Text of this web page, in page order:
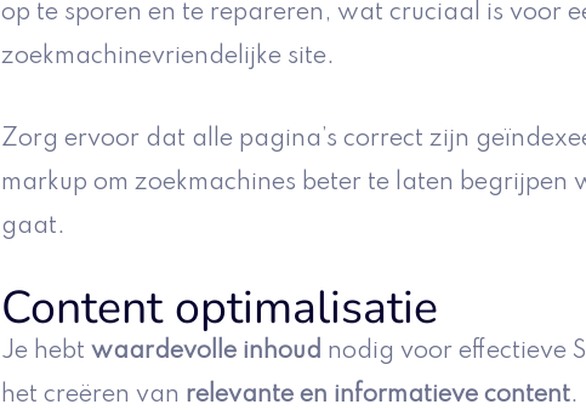
op te sporen en te repareren, wat cruciaal is voor
zoekmachinevriendelijke site.
Zorg ervoor dat alle pagina’s correct zijn
markup om zoekmachines beter te laten begrijpen
gaat.
Content optimalisatie
Je hebt waardevolle inhoud nodig voor effectieve
het creëren van relevante en informatieve content.